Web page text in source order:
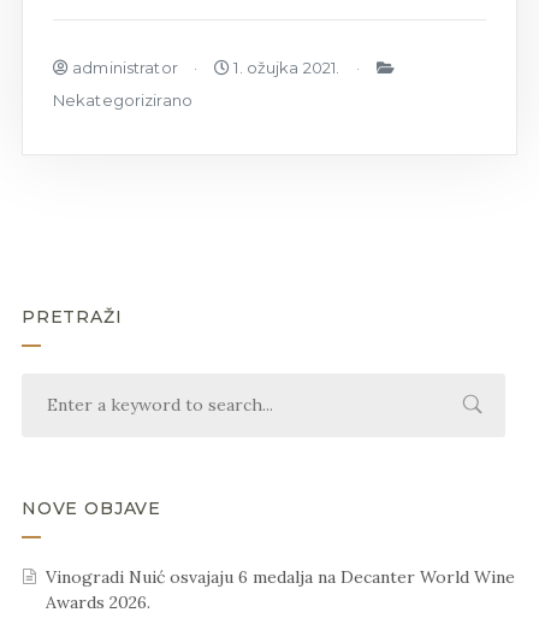
administrator
1. ožujka 2021.
Nekategorizirano
PRETRAŽI
NOVE OBJAVE
Vinogradi Nuić osvajaju 6 medalja na Decanter World Wine
Awards 2026.